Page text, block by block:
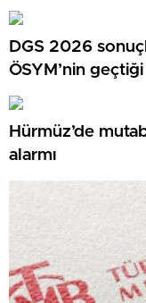
DGS 2026
ÖSYM’nin
Hürmüz’de
alarmı